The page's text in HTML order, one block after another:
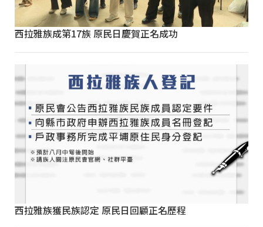
西拉雅族成第17族 原民日慶賀正名成功
西拉雅族獲民族認定 原民日回顧正名歷程